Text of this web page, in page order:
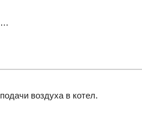
…
воздуха в котел.